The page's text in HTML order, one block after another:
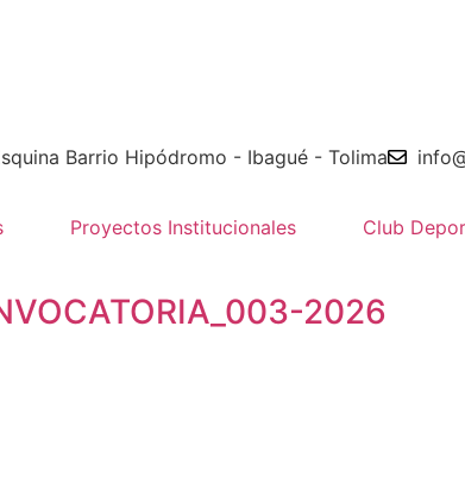
Barrio Hipódromo - Ibagué - Tolima
Proyectos Institucionales Club
2026